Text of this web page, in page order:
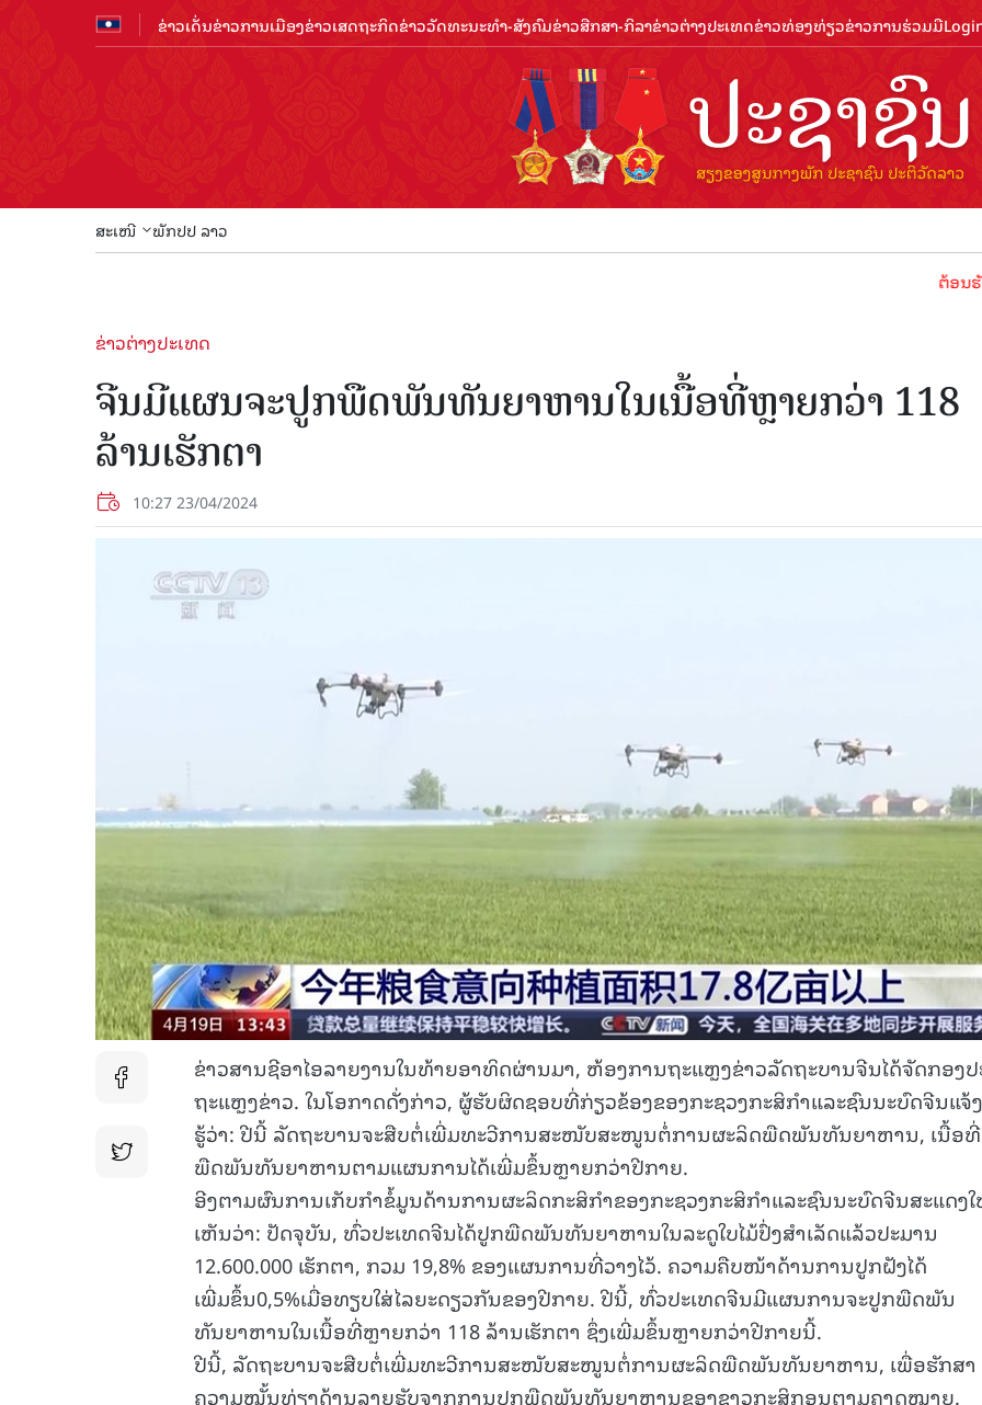
ຂ່າວເດັ່ນຂ່າວການເມືອງຂ່າວເສດຖະກິດຂ່າວວັດທະນະທຳ-ສັງຄົມຂ່າວສືກສາ-ກິລາຂ່າວຕ່າງປະເທດຂ່າວທ່ອງທ່ຽວຂ່າວການຮ່ວມມື
ສະເໜີ ພັກປປ ລາວ
ຕ້ອນຮັບປີທ່ອ
ຂ່າວຕ່າງປະເທດ
ຈີນມີແຜນຈະປູກພືດພັນທັນຍາຫານໃນເນື້ອທີ່ຫຼາຍກວ່າ 118
ລ້ານເຮັກຕາ
10:27 23/04/2024
ຂ່າວສານຊີອາໄອລາຍງານໃນທ້າຍອາທິດຜ່ານມາ, ຫ້ອງການຖະແຫຼງຂ່າວລັດຖະບານຈີນໄດ້ຈັດກອງປ
ຖະແຫຼງຂ່າວ. ໃນໂອກາດດັ່ງກ່າວ, ຜູ້ຮັບຜິດຊອບທີ່ກ່ຽວຂ້ອງຂອງກະຊວງກະສິກຳແລະຊົນນະບົດຈີນແຈ້
ຮູ້ວ່າ: ປີນີ້ ລັດຖະບານຈະສືບຕໍ່ເພີ່ມທະວີການສະໜັບສະໜູນຕໍ່ການຜະລິດພືດພັນທັນຍາຫານ, ເນື້ອ
ພືດພັນທັນຍາຫານຕາມແຜນການໄດ້ເພີ່ມຂຶ້ນຫຼາຍກວ່າປີກາຍ.
ອີງຕາມຜົນການເກັບກຳຂໍ້ມູນດ້ານການຜະລິດກະສິກຳຂອງກະຊວງກະສິກຳແລະຊົນນະບົດຈີນສະແດງ
ເຫັນວ່າ: ປັດຈຸບັນ, ທົ່ວປະເທດຈີນໄດ້ປູກພືດພັນທັນຍາຫານໃນລະດູໃບໄມ້ປົ່ງສຳເລັດແລ້ວປະມານ
12.600.000 ເຮັກຕາ, ກວມ 19,8% ຂອງແຜນການທີ່ວາງໄວ້. ຄວາມຄືບໜ້າດ້ານການປູກຝັງໄດ້
ເພີ່ມຂຶ້ນ0,5%ເມື່ອທຽບໃສ່ໄລຍະດຽວກັນຂອງປີກາຍ. ປີນີ້, ທົ່ວປະເທດຈີນມີແຜນການຈະປູກພືດພັນ
ທັນຍາຫານໃນເນື້ອທີ່ຫຼາຍກວ່າ 118 ລ້ານເຮັກຕາ ຊຶ່ງເພີ່ມຂຶ້ນຫຼາຍກວ່າປີກາຍນີ້.
ປີນີ້, ລັດຖະບານຈະສືບຕໍ່ເພີ່ມທະວີການສະໜັບສະໜູນຕໍ່ການຜະລິດພືດພັນທັນຍາຫານ, ເພື່ອຮັກສາ
ຄວາມໝັ້ນທ່ຽງດ້ານລາຍຮັບຈາກການປູກພືດພັນທັນຍາຫານຂອງຊາວກະສິກອນຕາມຄາດໝາຍ.